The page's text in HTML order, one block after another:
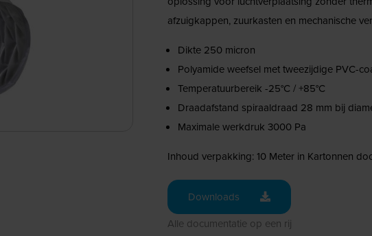
afzuigkappen, zuurkasten en mechanische
Dikte 250 micron
Polyamide weefsel met tweezijdige PVC-
Temperatuurbereik -25°C / +85°C
Draadafstand spiraaldraad 28 mm bij
Maximale werkdruk 3000 Pa
Inhoud verpakking: 10 Meter in Kartonnen
Downloads
Alle documentatie op een rij